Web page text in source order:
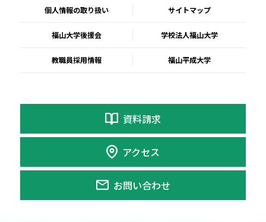
個人情報の取り扱い サイトマップ
福山大学後援会 学校法人福山大学
教職員採用情報 福山平成大学
資料請求
アクセス
お問い合わせ